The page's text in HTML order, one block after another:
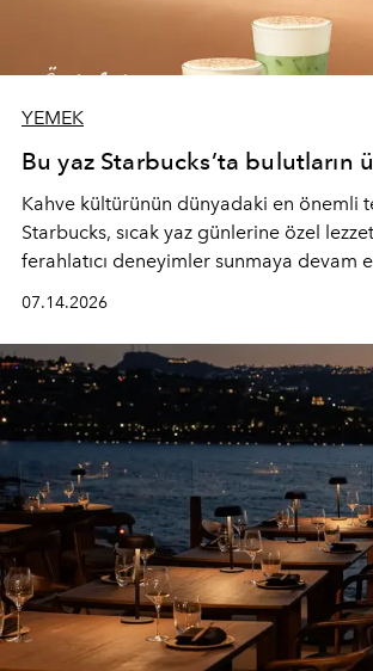
YEMEK
Bu yaz Starbucks’ta bulutların
Kahve kültürünün dünyadaki en önemli
Starbucks, sıcak yaz günlerine özel
ferahlatıcı deneyimler sunmaya devam
yepyeni Cloud Frappuccino® Blended
ve yiyecek alternatifleri yazın keyfine
07.14.2026